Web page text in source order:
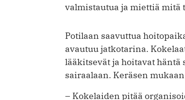
valmistautua ja miettiä mitä
Potilaan saavuttua
avautuu jatkotarina.
lääkitsevät ja hoitavat
sairaalaan. Keräsen
– Kokelaiden pitää